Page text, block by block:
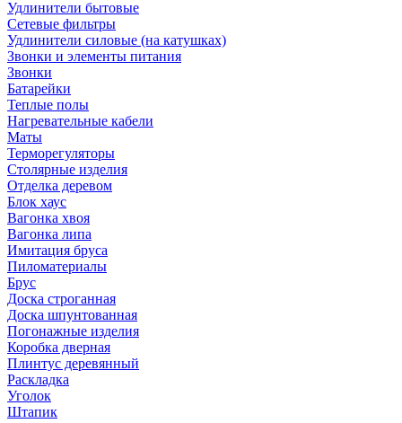
Удлинители бытовые
Сетевые фильтры
Удлинители силовые (на катушках)
Звонки и элементы питания
Звонки
Батарейки
Теплые полы
Нагревательные кабели
Маты
Терморегуляторы
Столярные изделия
Отделка деревом
Блок хаус
Вагонка хвоя
Вагонка липа
Имитация бруса
Пиломатериалы
Брус
Доска строганная
Доска шпунтованная
Погонажные изделия
Коробка дверная
Плинтус деревянный
Раскладка
Уголок
Штапик